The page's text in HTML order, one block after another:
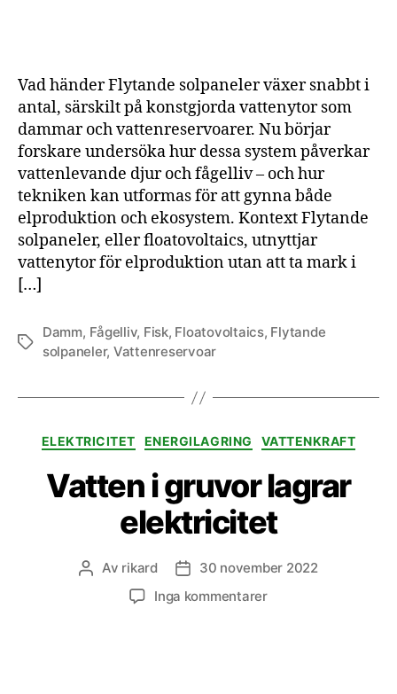
Vad händer Flytande solpaneler växer snabbt i
antal, särskilt på konstgjorda vattenytor som
dammar och vattenreservoarer. Nu börjar
forskare undersöka hur dessa system påverkar
vattenlevande djur och fågelliv – och hur
tekniken kan utformas för att gynna både
elproduktion och ekosystem. Kontext Flytande
solpaneler, eller floatovoltaics, utnyttjar
vattenytor för elproduktion utan att ta mark i
[…]
Etiketter
Damm, Fågelliv, Fisk, Floatovoltaics, Flytande
solpaneler, Vattenreservoar
Kategorier
ELEKTRICITET ENERGILAGRING VATTENKRAFT
Vatten i gruvor lagrar
elektricitet
Inläggsförfattare
Av rikard Inläggsdatum
30 november 2022
Inga kommentarertill